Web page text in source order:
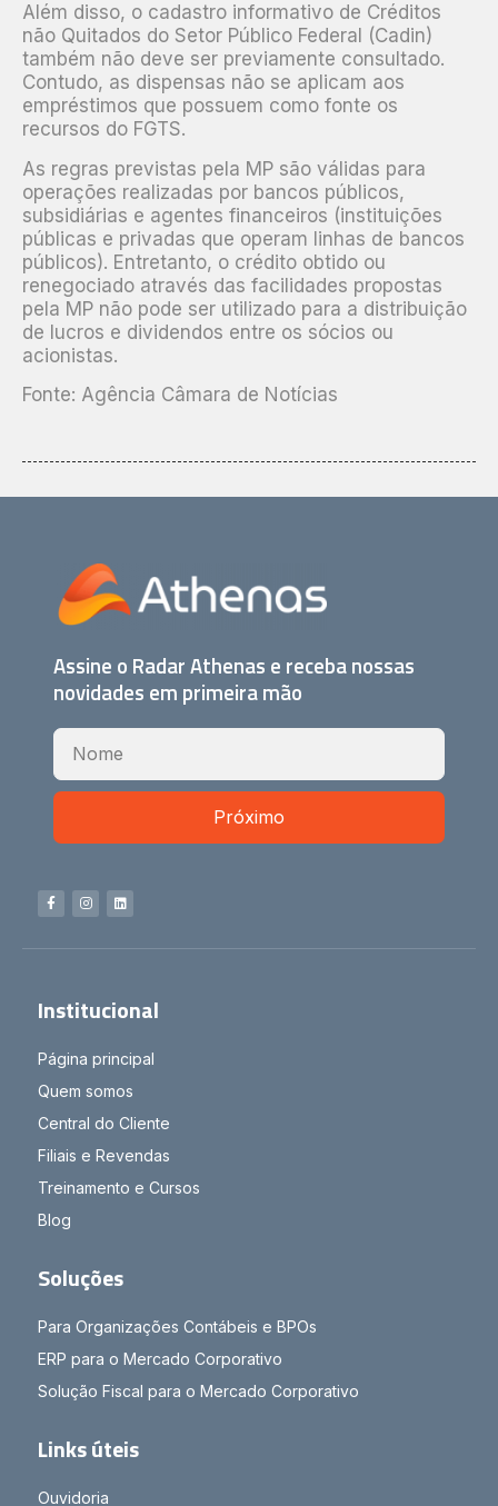
Além disso, o cadastro informativo de Créditos
não Quitados do Setor Público Federal (Cadin)
também não deve ser previamente consultado.
Contudo, as dispensas não se aplicam aos
empréstimos que possuem como fonte os
recursos do FGTS.
As regras previstas pela MP são válidas para
operações realizadas por bancos públicos,
subsidiárias e agentes financeiros (instituições
públicas e privadas que operam linhas de bancos
públicos). Entretanto, o crédito obtido ou
renegociado através das facilidades propostas
pela MP não pode ser utilizado para a distribuição
de lucros e dividendos entre os sócios ou
acionistas.
Fonte: Agência Câmara de Notícias
Assine o Radar Athenas e receba nossas
novidades em primeira mão
Próximo
Institucional
Página principal
Quem somos
Central do Cliente
Filiais e Revendas
Treinamento e Cursos
Blog
Soluções
Para Organizações Contábeis e BPOs
ERP para o Mercado Corporativo
Solução Fiscal para o Mercado Corporativo
Links úteis
Ouvidoria